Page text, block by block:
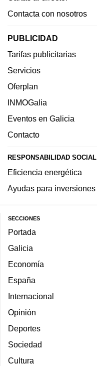
Contacta con nosotros
PUBLICIDAD
Tarifas publicitarias
Servicios
Oferplan
INMOGalia
Eventos en Galicia
Contacto
RESPONSABILIDAD SOCIAL
Eficiencia energética
Ayudas para inversiones
SECCIONES
Portada
Galicia
Economía
España
Internacional
Opinión
Deportes
Sociedad
Cultura